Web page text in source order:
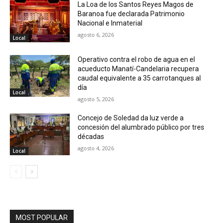
Local
La Loa de los Santos Reyes Magos de
Baranoa fue declarada Patrimonio
Nacional e Inmaterial
agosto 6, 2026
Local
Operativo contra el robo de agua en el
acueducto Manatí-Candelaria recupera
caudal equivalente a 35 carrotanques al
día
agosto 5, 2026
Local
Concejo de Soledad da luz verde a
concesión del alumbrado público por tres
décadas
agosto 4, 2026
MOST POPULAR